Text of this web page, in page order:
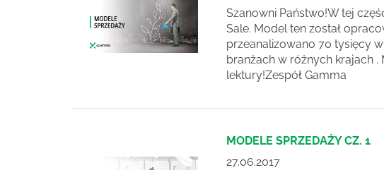
Szanowni Państwo!W tej
Sale. Model ten został
przeanalizowano 70 tysięcy
branżach w różnych krajach
lektury!Zespół Gamma
MODELE SPRZEDAŻY CZ. 1
27.06.2017